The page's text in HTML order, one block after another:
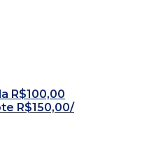
R$100,00
R$150,00/